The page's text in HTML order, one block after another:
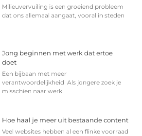
Milieuvervuiling is een groeiend probleem
dat ons allemaal aangaat, vooral in steden
Jong beginnen met werk dat ertoe
doet
Een bijbaan met meer
verantwoordelijkheid Als jongere zoek je
misschien naar werk
Hoe haal je meer uit bestaande content
Veel websites hebben al een flinke voorraad